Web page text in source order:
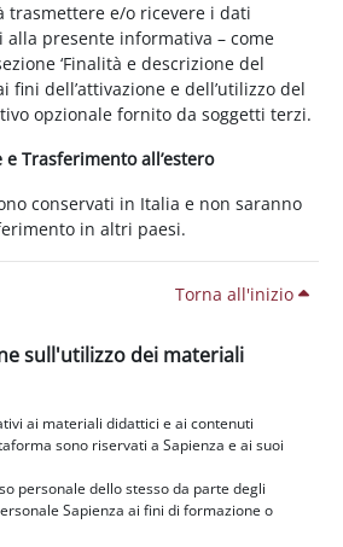
trasmettere e/o ricevere i dati
alla presente informativa – come
‘Finalità e descrizione del
fini dell’attivazione e dell’utilizzo del
opzionale fornito da soggetti terzi.
Trasferimento all’estero
conservati in Italia e non saranno
in altri paesi.
Torna all'inizio
sull'utilizzo dei materiali
ai materiali didattici e ai contenuti
sono riservati a Sapienza e ai suoi
personale dello stesso da parte degli
Sapienza ai fini di formazione o